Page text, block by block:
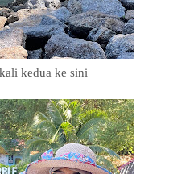
kedua ke sini